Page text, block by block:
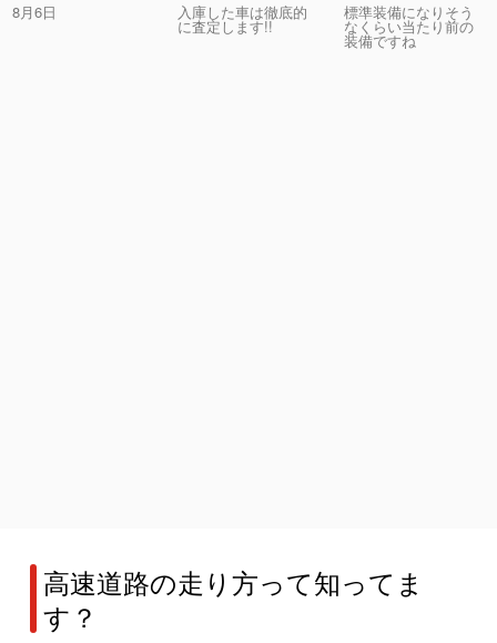
8月6日 入庫した車は徹底的
に査定します!!
標準装備になりそう
なくらい当たり前の
装備ですね
高速道路の走り方って知ってま
す？